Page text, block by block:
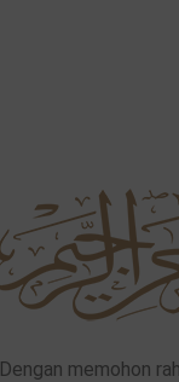
Dengan memohon